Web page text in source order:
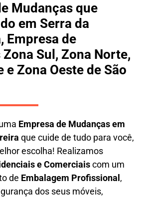
Mudanças que
em Serra da
Empresa de
Sul, Zona Norte,
e Zona Oeste de São
Empresa de Mudanças em
que cuide de tudo para você,
escolha! Realizamos
e Comerciaiscom um
de Embalagem Profissional ,
dos seus móveis,